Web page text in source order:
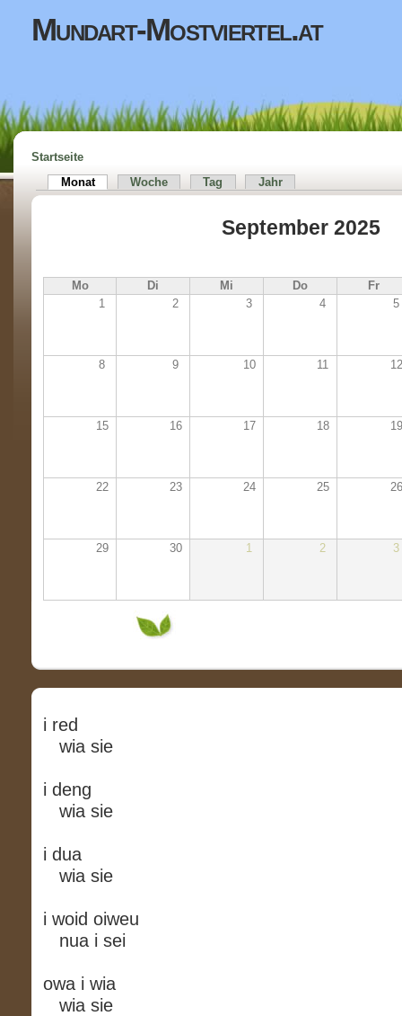
Mundart-Mostviertel.at
Sie sind hier
Startseite
Haupt-Reiter
Monat(aktiver Reiter)
Woche Tag Jahr
September 2025
Mo Di Mi Do
Fr
1
2 3 4 5
8 9 10 11 12
15 16 17 18 19
22 23 24 25 26
29 30 1 2 3
i red
wia sie
i deng
wia sie
i dua
wia sie
i woid oiweu
nua i sei
owa i wia
wia sie